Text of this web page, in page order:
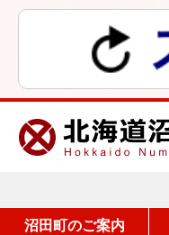
沼田町のご案内